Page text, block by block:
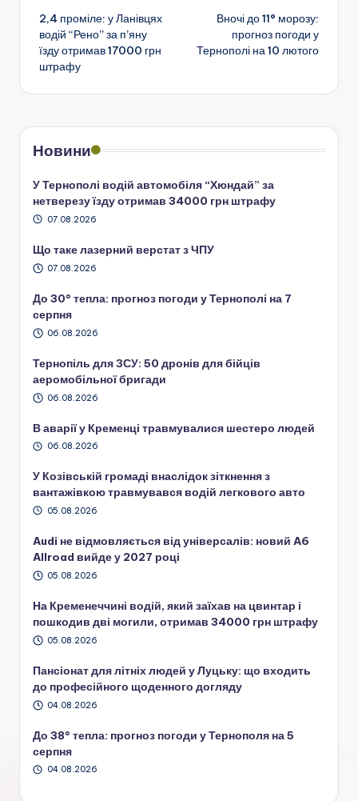
по
запису
2,4 проміле: у Ланівцях
водій “Рено” за п’яну
їзду отримав 17000 грн
штрафу
Вночі до 11° морозу:
прогноз погоди у
Тернополі на 10 лютого
Новини
У Тернополі водій автомобіля “Хюндай” за
нетверезу їзду отримав 34000 грн штрафу
07.08.2026
Що таке лазерний верстат з ЧПУ
07.08.2026
До 30° тепла: прогноз погоди у Тернополі на 7
серпня
06.08.2026
Тернопіль для ЗСУ: 50 дронів для бійців
аеромобільної бригади
06.08.2026
В аварії у Кременці травмувалися шестеро людей
06.08.2026
У Козівській громаді внаслідок зіткнення з
вантажівкою травмувався водій легкового авто
05.08.2026
Audi не відмовляється від універсалів: новий A6
Allroad вийде у 2027 році
05.08.2026
На Кременеччині водій, який заїхав на цвинтар і
пошкодив дві могили, отримав 34000 грн штрафу
05.08.2026
Пансіонат для літніх людей у Луцьку: що входить
до професійного щоденного догляду
04.08.2026
До 38° тепла: прогноз погоди у Тернополя на 5
серпня
04.08.2026